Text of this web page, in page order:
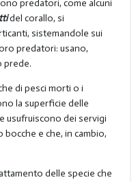
predatori, come alcuni
del corallo, si
sistemandole sui
predatori: usano,
prede.
di pesci morti o i
la superficie delle
usufruiscono dei servigi
e che, in cambio,
delle specie che